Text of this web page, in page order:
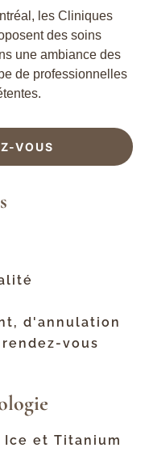
les Cliniques
des soins
une ambiance des
de professionnelles
VOUS
d'annulation
vous
Ice et Titanium